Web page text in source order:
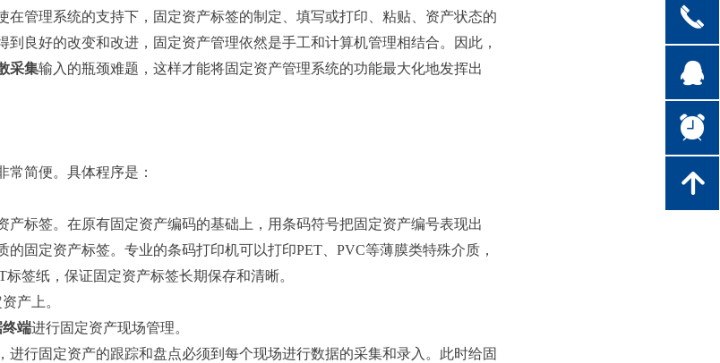
管理系统的支持下，固定资产标签的制定、填写或打印、粘贴、资产状态的
良好的改变和改进，固定资产管理依然是手工和计算机管理相结合。因此，
采集输入的瓶颈难题，这样才能将固定资产管理系统的功能最大化地发挥出
简便。具体程序是：
标签。在原有固定资产编码的基础上，用条码符号把固定资产编号表现出
固定资产标签。专业的条码打印机可以打印PET、PVC等薄膜类特殊介质，
签纸，保证固定资产标签长期保存和清晰。
产上。
端进行固定资产现场管理。
行固定资产的跟踪和盘点必须到每个现场进行数据的采集和录入。此时给固
끅
뀩
뀥
녕